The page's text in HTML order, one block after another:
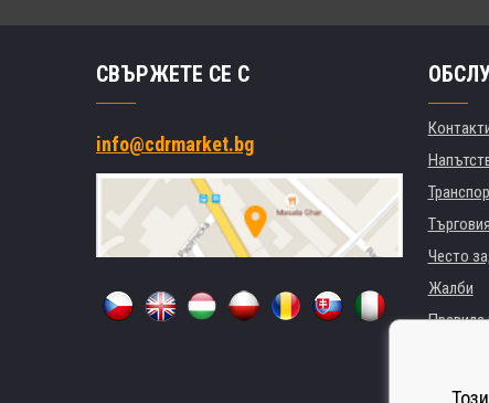
СВЪРЖЕТЕ СЕ С
info@cdrmarket.bg
Често
Жалби
Правила
За